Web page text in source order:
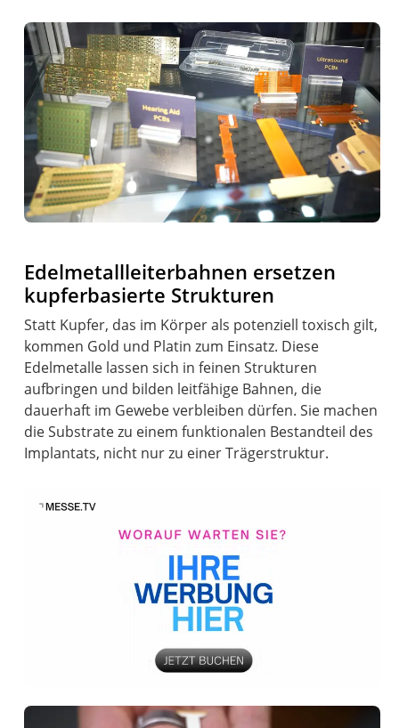
Edelmetallleiterbahnen ersetzen
kupferbasierte Strukturen
Statt Kupfer, das im Körper als potenziell toxisch gilt,
kommen Gold und Platin zum Einsatz. Diese
Edelmetalle lassen sich in feinen Strukturen
aufbringen und bilden leitfähige Bahnen, die
dauerhaft im Gewebe verbleiben dürfen. Sie machen
die Substrate zu einem funktionalen Bestandteil des
Implantats, nicht nur zu einer Trägerstruktur.